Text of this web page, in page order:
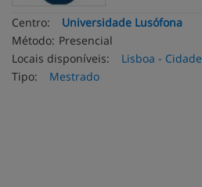
Centro:
Universidade Lusófona
Método: Presencial
Locais disponíveis:
Lisboa - Cidade
Tipo:
Mestrado